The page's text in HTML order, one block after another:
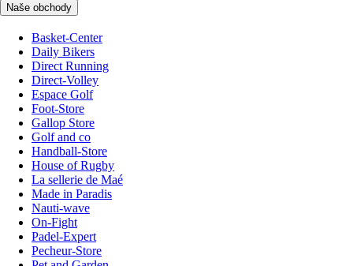
Naše obchody
Basket-Center
Daily Bikers
Direct Running
Direct-Volley
Espace Golf
Foot-Store
Gallop Store
Golf and co
Handball-Store
House of Rugby
La sellerie de Maé
Made in Paradis
Nauti-wave
On-Fight
Padel-Expert
Pecheur-Store